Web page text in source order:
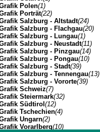
Polen(1)
Porträt(22)
Salzburg - Altstadt(24)
Salzburg - Flachgau(20)
Salzburg - Lungau(1)
Salzburg - Neustadt(11)
Salzburg - Pinzgau(14)
Salzburg - Pongau(10)
Salzburg - Stadt(39)
Salzburg - Tennengau(13)
Salzburg - Vororte(39)
Schweiz(7)
Steiermark(32)
Südtirol (12)
Tschechien(4)
Ungarn(2)
Vorarlberg(10)